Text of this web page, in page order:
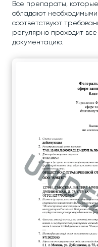
Все препараты,
обладают
соответствуют
регулярно проходит
документацию.